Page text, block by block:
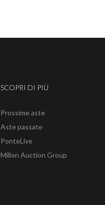
SCOPRI DI PIÙ
Prossime aste
Aste passate
PonteLive
Millon Auction Group